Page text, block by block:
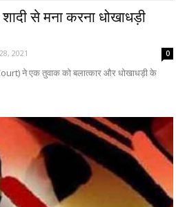
से मना करना धोखाधड़ी
2021 0
ने एक तुवाक को बलात्कार और धोखाधड़ी के